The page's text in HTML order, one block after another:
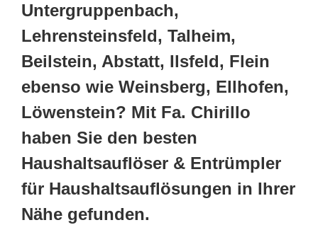
Untergruppenbach,
Lehrensteinsfeld, Talheim,
Beilstein, Abstatt, Ilsfeld, Flein
ebenso wie Weinsberg, Ellhofen,
Löwenstein? Mit Fa. Chirillo
haben Sie den besten
Haushaltsauflöser & Entrümpler
für Haushaltsauflösungen in Ihrer
Nähe gefunden.